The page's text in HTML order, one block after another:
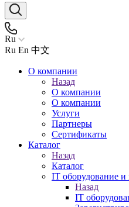
Ru
Ru En 中文
О компании
Назад
О компании
О компании
Услуги
Партнеры
Сертификаты
Каталог
Назад
Каталог
IT оборудование и
Назад
IT